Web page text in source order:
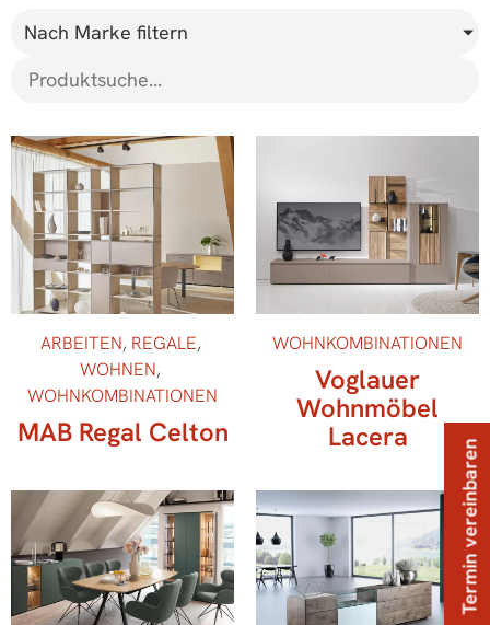
Nach Marke filtern
ARBEITEN, REGALE,
WOHNEN,
WOHNKOMBINATIONEN
MAB Regal Celton
WOHNKOMBINATIONEN
Voglauer
Wohnmöbel
Lacera
Termin vereinbaren